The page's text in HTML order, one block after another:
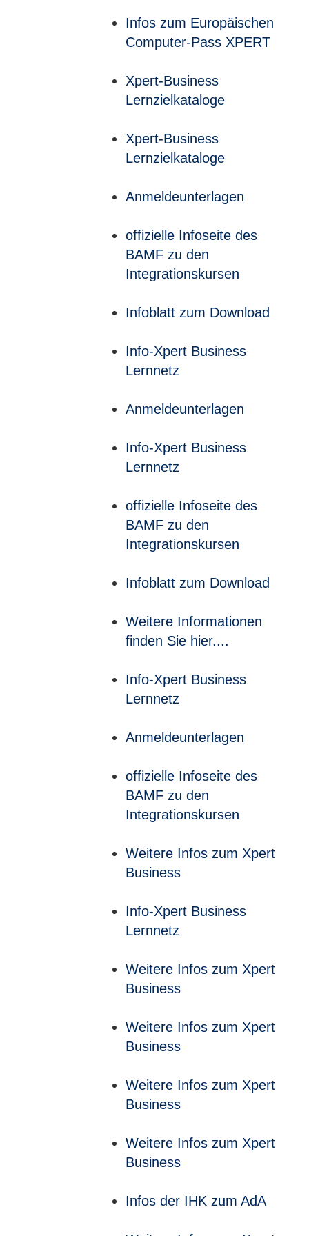
Infos zum Europäischen
Computer-Pass XPERT
Xpert-Business
Lernzielkataloge
Xpert-Business
Lernzielkataloge
Anmeldeunterlagen
offizielle Infoseite des
BAMF zu den
Integrationskursen
Infoblatt zum Download
Info-Xpert Business
Lernnetz
Anmeldeunterlagen
Info-Xpert Business
Lernnetz
offizielle Infoseite des
BAMF zu den
Integrationskursen
Infoblatt zum Download
Weitere Informationen
finden Sie hier....
Info-Xpert Business
Lernnetz
Anmeldeunterlagen
offizielle Infoseite des
BAMF zu den
Integrationskursen
Weitere Infos zum Xpert
Business
Info-Xpert Business
Lernnetz
Weitere Infos zum Xpert
Business
Weitere Infos zum Xpert
Business
Weitere Infos zum Xpert
Business
Weitere Infos zum Xpert
Business
Infos der IHK zum AdA